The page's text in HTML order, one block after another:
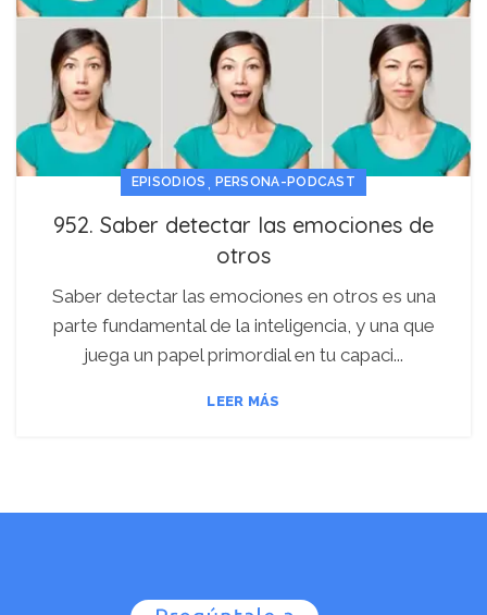
EPISODIOS , PERSONA-PODCAST
952. Saber detectar las emociones de
otros
Saber detectar las emociones en otros es una
parte fundamental de la inteligencia, y una que
juega un papel primordial en tu capaci...
LEER MÁS